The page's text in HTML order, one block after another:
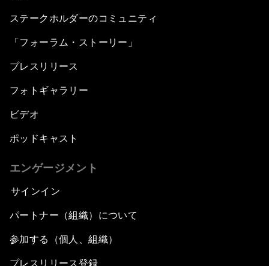
ステークホルダーのコミュニティ
「フォーラム・ストーリー」
プレスリリース
フォトギャラリー
ビデオ
ポッドキャスト
エンゲージメント
サインイン
パートナー（組織）について
参加する（個人、組織）
プレスリリース登録